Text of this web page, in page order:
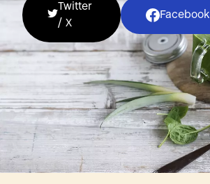
Twitter
/ X
Facebook